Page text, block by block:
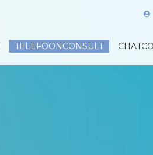
TELEFOONCONSULT